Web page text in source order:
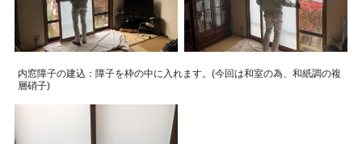
内窓障子の建込：障子を枠の中に入れます。(今回は和室の為、和紙調の複
層硝子)